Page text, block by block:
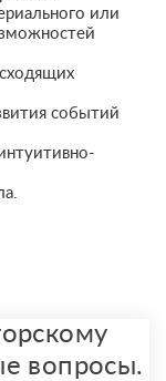
или
событий
вопросы.